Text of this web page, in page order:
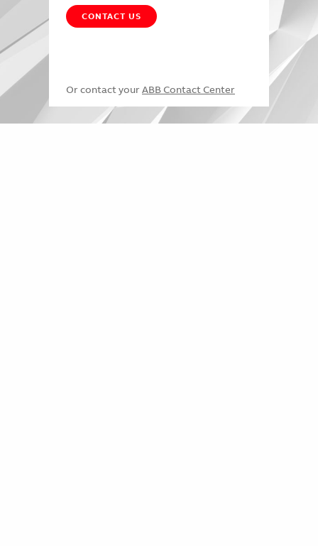
CONTACT US
Or contact your ABB Contact Center